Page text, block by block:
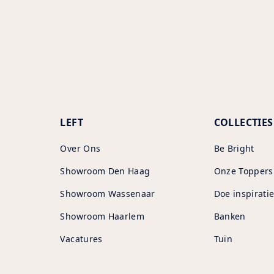
LEFT
Over Ons
Showroom Den Haag
Showroom Wassenaar
Showroom Haarlem
Vacatures
COLLECTIES
Be Bright
Onze Toppers
Doe
Banken
Tuin